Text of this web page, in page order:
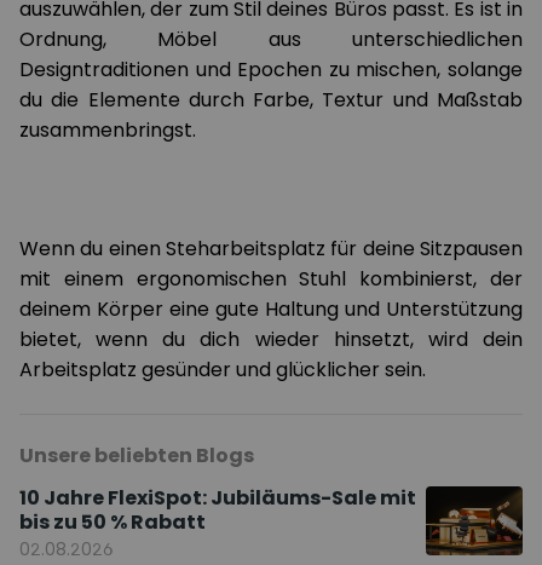
auszuwählen, der zum Stil deines Büros passt. Es ist in
Ordnung, Möbel aus unterschiedlichen
Designtraditionen und Epochen zu mischen, solange
du die Elemente durch Farbe, Textur und Maßstab
zusammenbringst.
Wenn du einen Steharbeitsplatz für deine Sitzpausen
mit einem ergonomischen Stuhl kombinierst, der
deinem Körper eine gute Haltung und Unterstützung
bietet, wenn du dich wieder hinsetzt, wird dein
Arbeitsplatz gesünder und glücklicher sein.
Unsere beliebten Blogs
10 Jahre FlexiSpot: Jubiläums-Sale mit
bis zu 50 % Rabatt
02.08.2026